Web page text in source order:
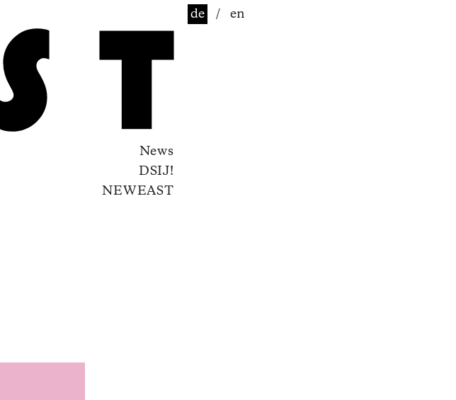
de / en
News
DSIJ!
NEWEAST